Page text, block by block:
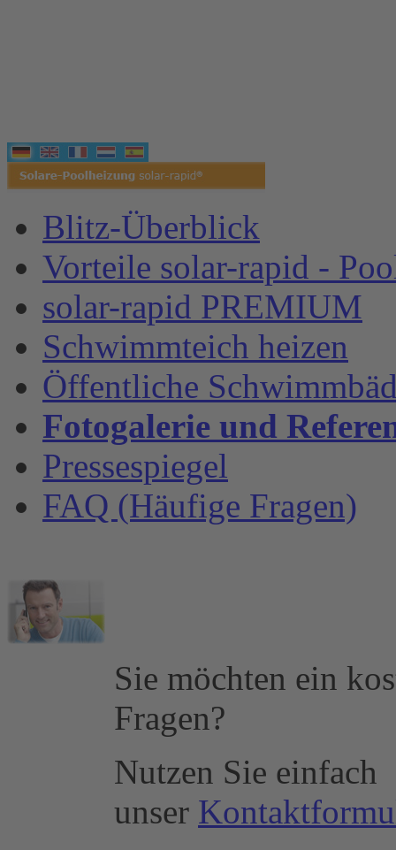
Blitz-Überblick
Vorteile solar-rapid -
solar-rapid PREMIUM
Schwimmteich heizen
Öffentliche
Fotogalerie und
Pressespiegel
FAQ (Häufige Fragen)
Sie möchten ein
Fragen?
Nutzen Sie einfach
unser